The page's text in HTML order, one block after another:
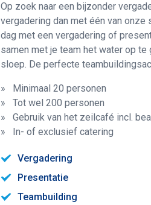
Op zoek naar een bijzonder
vergadering dan met één van
dag met een vergadering of
samen met je team het water op te
sloep. De perfecte
» Minimaal 20 personen
» Tot wel 200 personen
» Gebruik van het zeilcafé incl.
» In- of exclusief catering
Vergadering
Presentatie
Teambuilding